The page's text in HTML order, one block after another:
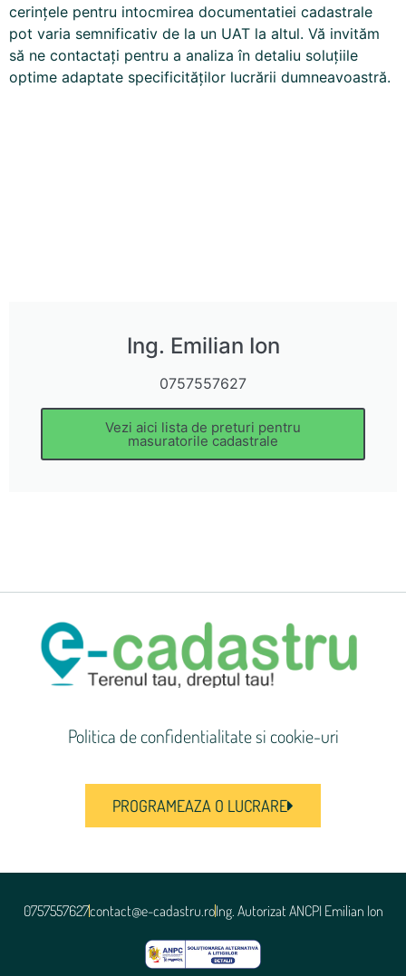
cerințele pentru intocmirea documentatiei cadastrale
pot varia semnificativ de la un UAT la altul. Vă invităm
să ne contactați pentru a analiza în detaliu soluțiile
optime adaptate specificităților lucrării dumneavoastră.
Ing. Emilian Ion
0757557627
Vezi aici lista de preturi pentru
masuratorile cadastrale
Politica de confidentialitate si cookie-uri
PROGRAMEAZA O LUCRARE
0757557627contact@e-cadastru.roIng. Autorizat ANCPI Emilian Ion